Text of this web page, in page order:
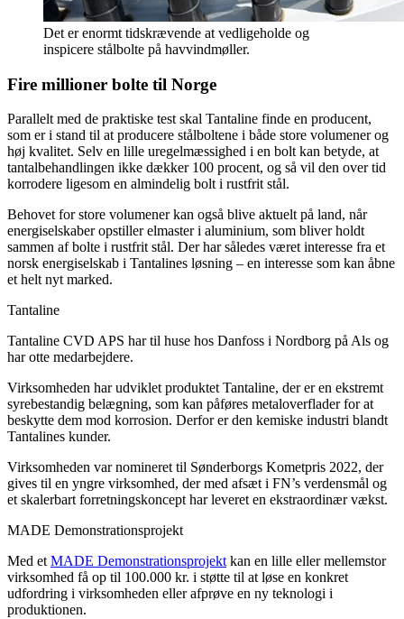
Det er enormt tidskrævende at vedligeholde og
inspicere stålbolte på havvindmøller.
Fire millioner bolte til Norge
Parallelt med de praktiske test skal Tantaline finde en producent,
som er i stand til at producere stålboltene i både store volumener og
høj kvalitet. Selv en lille uregelmæssighed i en bolt kan betyde, at
tantalbehandlingen ikke dækker 100 procent, og så vil den over tid
korrodere ligesom en almindelig bolt i rustfrit stål.
Behovet for store volumener kan også blive aktuelt på land, når
energiselskaber opstiller elmaster i aluminium, som bliver holdt
sammen af bolte i rustfrit stål. Der har således været interesse fra et
norsk energiselskab i Tantalines løsning – en interesse som kan åbne
et helt nyt marked.
Tantaline
Tantaline CVD APS har til huse hos Danfoss i Nordborg på Als og
har otte medarbejdere.
Virksomheden har udviklet produktet Tantaline, der er en ekstremt
syrebestandig belægning, som kan påføres metaloverflader for at
beskytte dem mod korrosion. Derfor er den kemiske industri blandt
Tantalines kunder.
Virksomheden var nomineret til Sønderborgs Kometpris 2022, der
gives til en yngre virksomhed, der med afsæt i FN’s verdensmål og
et skalerbart forretningskoncept har leveret en ekstraordinær vækst.
MADE Demonstrationsprojekt
Med et MADE Demonstrationsprojekt kan en lille eller mellemstor
virksomhed få op til 100.000 kr. i støtte til at løse en konkret
udfordring i virksomheden eller afprøve en ny teknologi i
produktionen.